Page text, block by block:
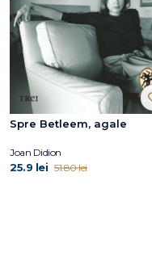
Spre Betleem, agale
Joan Didion
25.9 lei 51.80 lei